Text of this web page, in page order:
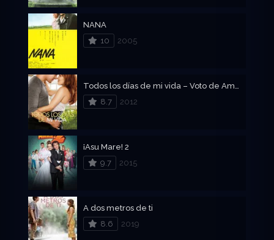
NANA
10
2005
8.7
2012
¡Asu Mare! 2
9.7
2015
A dos metros de ti
8.6
2019